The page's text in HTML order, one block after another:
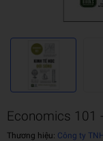
Economics 101
Thương hiệu: Công ty